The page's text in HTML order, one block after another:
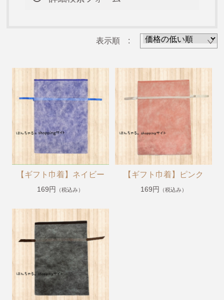
ほんちゃる。セレクトギフト
【掘り出し物商品】
【Caféスタイル】
【帽子】
【小物】
【チュニティー・ポロシャツ・Tシャツ・長袖Tシャ
【オリジナル抗菌割烹着(はらぺこあおむし・くまのが
っこう)】
くまのがっこう
ルルロロ
はらぺこあおむし
こぐまちゃんえほん
11ぴきのねこ
表示順 :
【ギフト巾着】ネイビー
169円 （税込み）
【ギフト巾着】ピンク
169円 （税込み）